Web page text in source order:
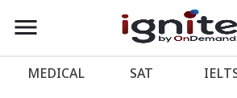
account_balance หน้าแรก
menu
MEDICAL SAT